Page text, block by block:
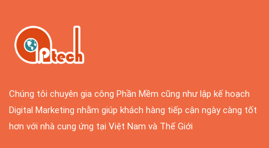
CÁC NHÀ QUẢN TRỊ HỆ THỐNG
trong năm, chẳng...
Làm giàu từ kinh doanh Online tại sao không
Hiện nay việc internet phát triển một cách
Chúng tôi chuyên gia công Phần Mềm cũng như lập kế hoạch
Digital Marketing nhằm giúp khách hàng tiếp cận ngày càng tốt
hơn với nhà cung ứng tại Việt Nam và Thế Giới